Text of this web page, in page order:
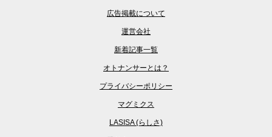
広告掲載について
運営会社
新着記事一覧
オトナンサーとは？
プライバシーポリシー
マグミクス
LASISA (らしさ)